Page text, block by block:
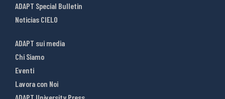
ADAPT Special Bulletin
Noticias CIELO
ADAPT sui media
Chi Siamo
Eventi
Lavora con Noi